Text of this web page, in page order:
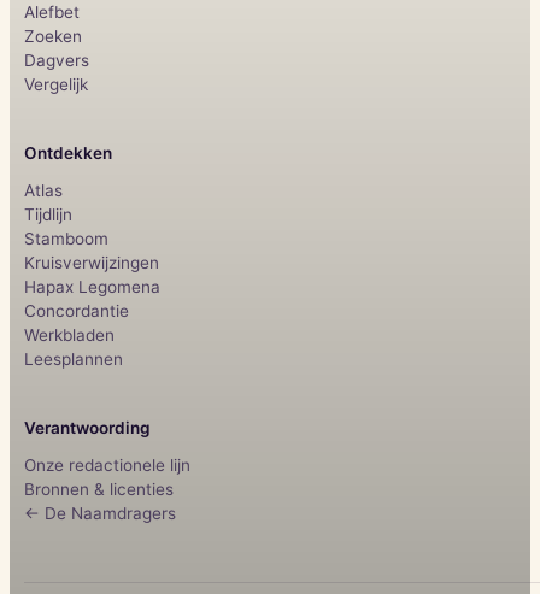
Alefbet
Zoeken
Dagvers
Vergelijk
Ontdekken
Atlas
Tijdlijn
Stamboom
Kruisverwijzingen
Hapax Legomena
Concordantie
Werkbladen
Leesplannen
Verantwoording
Onze redactionele lijn
Bronnen & licenties
← De Naamdragers